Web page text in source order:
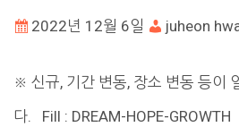
2022년 12월 6일 juheon
※ 신규, 기간 변동, 장소 변동 등이
다. Fill : DREAM-HOPE-